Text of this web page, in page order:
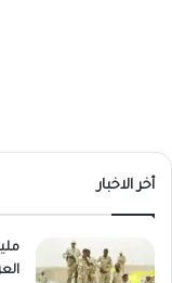
أخر الاخبار